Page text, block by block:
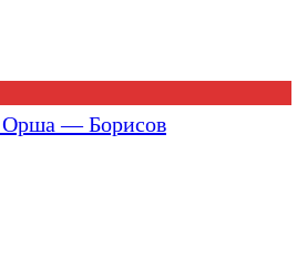
Орша — Борисов